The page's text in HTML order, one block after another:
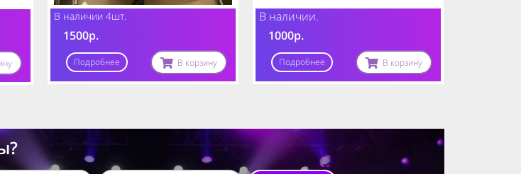
В наличии 4шт.
1500р.
Подробнее В корзину
В наличии.
1000р.
Подробнее В корзину